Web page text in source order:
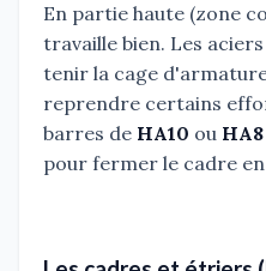
En partie haute (zone
travaille bien. Les
tenir la cage
reprendre certains
barres de HA10 ou HA8
pour fermer le cadre